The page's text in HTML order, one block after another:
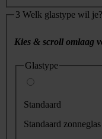
3 Welk glastype wil je?
Kies & scroll omlaag
Glastype
Standaard
Standaard zonneglas